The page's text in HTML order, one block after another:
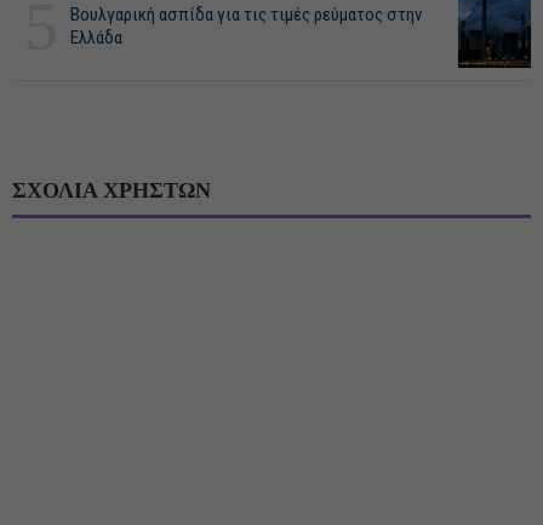
Βουλγαρική ασπίδα για τις τιμές ρεύματος στην
Ελλάδα
ΣΧΟΛΙΑ ΧΡΗΣΤΩΝ